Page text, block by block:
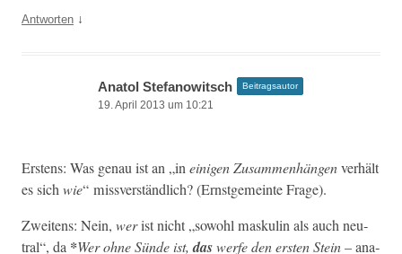
Antworten ↓
Anatol Stefanowitsch Beitragsautor
19. April 2013 um 10:21
Erstens: Was genau ist an „ineini­gen Zusam­men­hän­genver­hält
es sichwie“ missver­ständlich? (Ern­st­ge­meinte Frage).
Zweit­ens: Nein, werist nicht „sowohl maskulin als auch neu­
tral“, da *Wer ohne Sünde ist,daswerfe den ersten Stein– ana­